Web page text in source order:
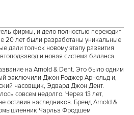
фирмы, и дело полностью переходит
20 лет были разработаны уникальные
дали толчок новому этапу развития
и новая система баланса.
на Arnold & Dent. Это было одним
заключили Джон Роджер Арнольд и,
часовщик, Эдвард Джон Дент.
совсем недолго. Через 13 лет,
оставив наследников. Бренд Arnold &
Чарльз Фродшем